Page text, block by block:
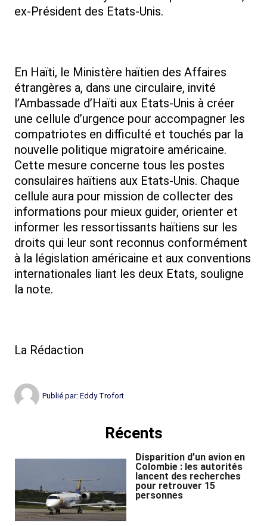
ex-Président des Etats-Unis.
En Haïti, le Ministère haïtien des Affaires
étrangères a, dans une circulaire, invité
l’Ambassade d’Haïti aux Etats-Unis à créer
une cellule d’urgence pour accompagner les
compatriotes en difficulté et touchés par la
nouvelle politique migratoire américaine.
Cette mesure concerne tous les postes
consulaires haïtiens aux Etats-Unis. Chaque
cellule aura pour mission de collecter des
informations pour mieux guider, orienter et
informer les ressortissants haïtiens sur les
droits qui leur sont reconnus conformément
à la législation américaine et aux conventions
internationales liant les deux Etats, souligne
la note.
La Rédaction
Publié par: Eddy Trofort
Récents
Disparition d’un avion en
Colombie : les autorités
lancent des recherches
pour retrouver 15
personnes